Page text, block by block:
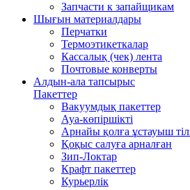
Запчасти к запайщикам
Шығын материалдары
Перчатки
Термоэтикеткалар
Кассалық (чек) лента
Почтовые конверты
Алдын-ала тапсырыс
Пакеттер
Вакуумдық пакеттер
Ауа-көпіршікті
Арнайы қолға ұстауыш
Қоқыс салуға арналған
Зип-Локтар
Крафт пакеттер
Курьерлік